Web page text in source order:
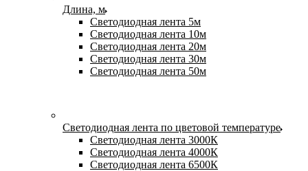
Длина, м
Светодиодная лента 5м
Светодиодная лента 10м
Светодиодная лента 20м
Светодиодная лента 30м
Светодиодная лента 50м
Светодиодная лента по цветовой температуре
Светодиодная лента 3000К
Светодиодная лента 4000К
Светодиодная лента 6500К